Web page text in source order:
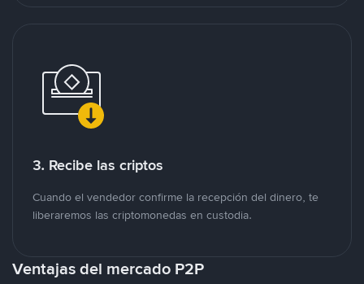
3. Recibe las criptos
Cuando el vendedor confirme la recepción del dinero, te
liberaremos las criptomonedas en custodia.
Ventajas del mercado P2P